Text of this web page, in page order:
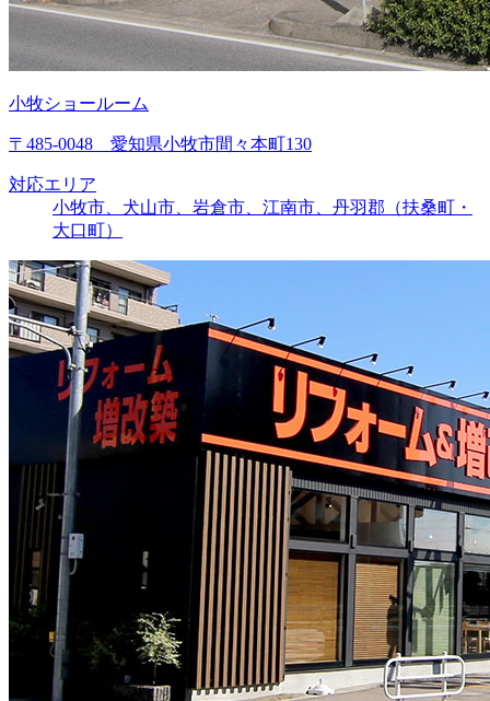
小牧ショールーム
〒485-0048 愛知県小牧市間々本町130
対応エリア
小牧市、犬山市、岩倉市、江南市、丹羽郡（扶桑町・
大口町）